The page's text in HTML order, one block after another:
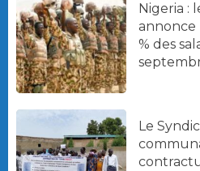
Nigeria :
annonce
% des
Le